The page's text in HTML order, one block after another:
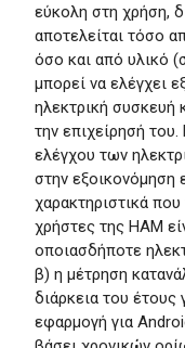
εύκολη στη χρήση,
αποτελείται τόσο
όσο και από υλικό
μπορεί να ελέγχει
ηλεκτρική συσκευή
την επιχείρησή του.
ελέγχου των
στην εξοικονόμηση
χαρακτηριστικά
χρήστες της HAM
οποιασδήποτε
β) η μέτρηση
διάρκεια του έτους
εφαρμογή για